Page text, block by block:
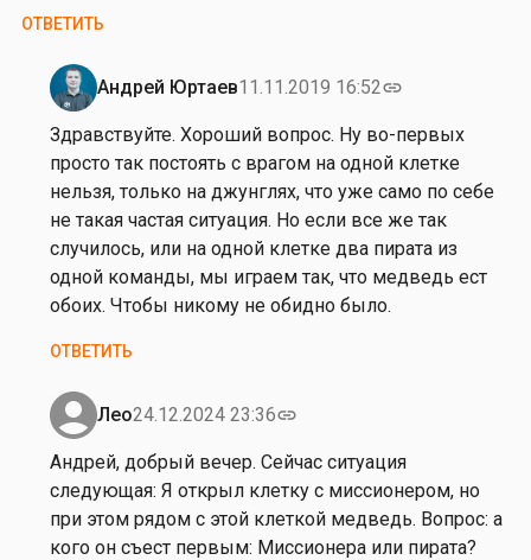
ы
ОТВЕТИТЬ
Андрей Юртаев11.11.2019 16:52link
Ответ
на
от
А
л
е
к
с
й
к
е
н
о
Здравствуйте. Хороший вопрос. Ну во-первых
просто так постоять с врагом на одной клетке
нельзя, только на джунглях, что уже само по себе
не такая частая ситуация. Но если все же так
случилось, или на одной клетке два пирата из
одной команды, мы играем так, что медведь ест
обоих. Чтобы никому не обидно было.
ОТВЕТИТЬ
Лео24.12.2024 23:36link
Ответ
на
от
Андрей
Юртаев
Андрей, добрый вечер. Сейчас ситуация
следующая: Я открыл клетку с миссионером, но
при этом рядом с этой клеткой медведь. Вопрос: а
кого он съест первым: Миссионера или пирата?